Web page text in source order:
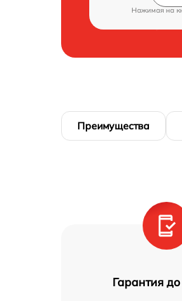
Нажимая на
Преимущества
Гарантия